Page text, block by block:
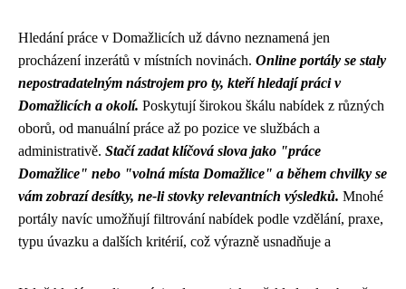
Hledání práce v Domažlicích už dávno neznamená jen
procházení inzerátů v místních novinách. Online portály se staly
nepostradatelným nástrojem pro ty, kteří hledají práci v
Domažlicích a okolí. Poskytují širokou škálu nabídek z různých
oborů, od manuální práce až po pozice ve službách a
administrativě. Stačí zadat klíčová slova jako "práce
Domažlice" nebo "volná místa Domažlice" a během chvilky se
vám zobrazí desítky, ne-li stovky relevantních výsledků. Mnohé
portály navíc umožňují filtrování nabídek podle vzdělání, praxe,
typu úvazku a dalších kritérií, což výrazně usnadňuje a